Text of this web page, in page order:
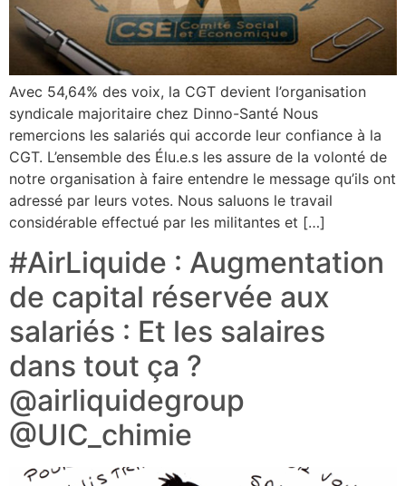
Avec 54,64% des voix, la CGT devient l’organisation
syndicale majoritaire chez Dinno-Santé Nous
remercions les salariés qui accorde leur confiance à la
CGT. L’ensemble des Élu.e.s les assure de la volonté de
notre organisation à faire entendre le message qu’ils ont
adressé par leurs votes. Nous saluons le travail
considérable effectué par les militantes et […]
#AirLiquide : Augmentation
de capital réservée aux
salariés : Et les salaires
dans tout ça ?
@airliquidegroup
@UIC_chimie